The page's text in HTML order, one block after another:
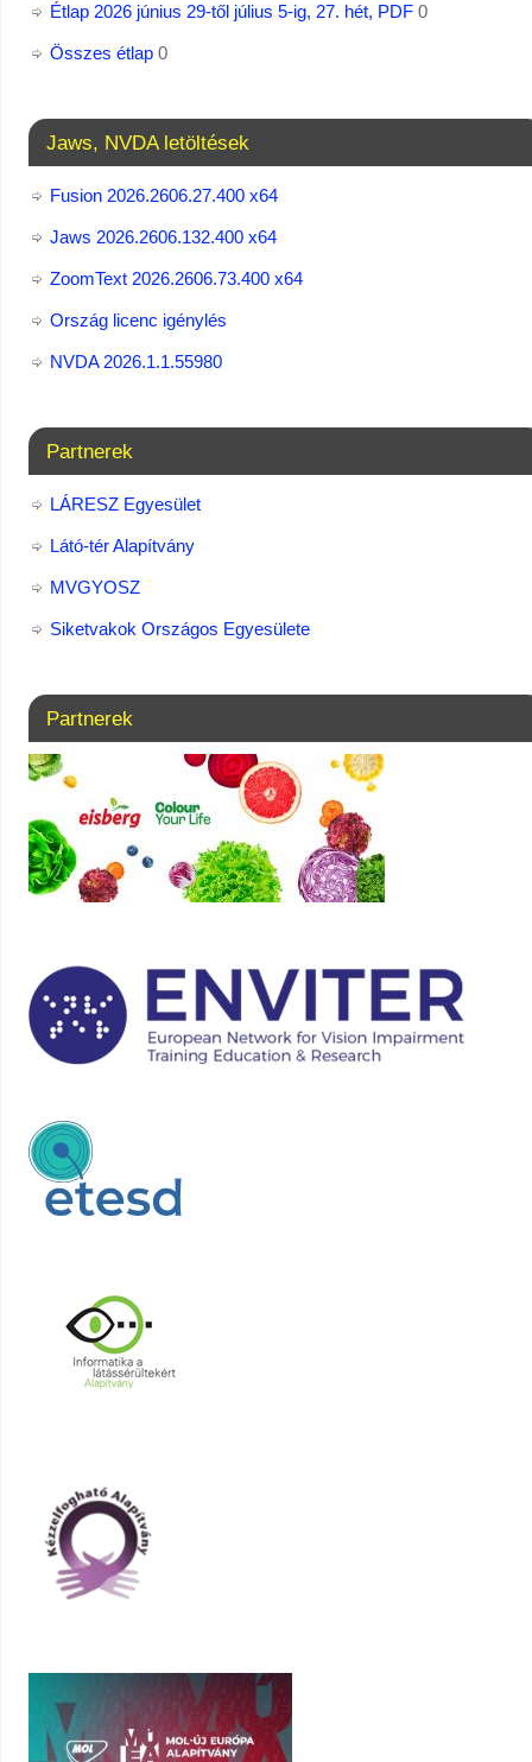
Étlap 2026 június 29-től július 5-ig, 27. hét, PDF0
Összes étlap0
Jaws, NVDA letöltések
Fusion 2026.2606.27.400 x64
Jaws 2026.2606.132.400 x64
ZoomText 2026.2606.73.400​ x64
Ország licenc igénylés
NVDA 2026.1.1.55980
Partnerek
LÁRESZ Egyesület
Látó-tér Alapítvány
MVGYOSZ
Siketvakok Országos Egyesülete
Partnerek